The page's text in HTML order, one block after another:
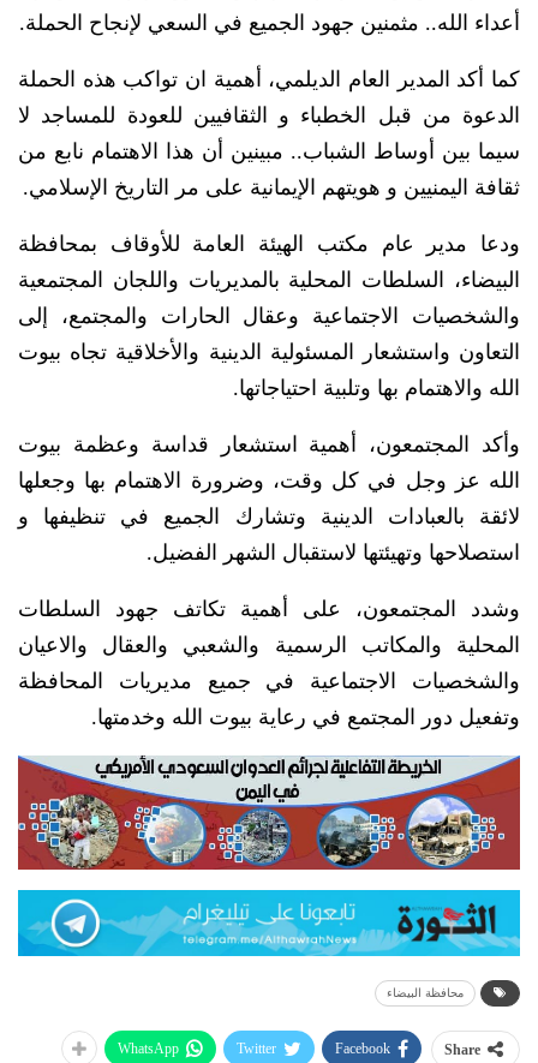
أعداء الله.. مثمنين جهود الجميع في السعي لإنجاح الحملة.
كما أكد المدير العام الديلمي، أهمية ان تواكب هذه الحملة
الدعوة من قبل الخطباء و الثقافيين للعودة للمساجد لا
سيما بين أوساط الشباب.. مبينين أن هذا الاهتمام نابع من
ثقافة اليمنيين و هويتهم الإيمانية على مر التاريخ الإسلامي.
ودعا مدير عام مكتب الهيئة العامة للأوقاف بمحافظة
البيضاء، السلطات المحلية بالمديريات واللجان المجتمعية
والشخصيات الاجتماعية وعقال الحارات والمجتمع، إلى
التعاون واستشعار المسئولية الدينية والأخلاقية تجاه بيوت
الله والاهتمام بها وتلبية احتياجاتها.
وأكد المجتمعون، أهمية استشعار قداسة وعظمة بيوت
الله عز وجل في كل وقت، وضرورة الاهتمام بها وجعلها
لائقة بالعبادات الدينية وتشارك الجميع في تنظيفها و
استصلاحها وتهيئتها لاستقبال الشهر الفضيل.
وشدد المجتمعون، على أهمية تكاتف جهود السلطات
المحلية والمكاتب الرسمية والشعبي والعقال والاعيان
والشخصيات الاجتماعية في جميع مديريات المحافظة
وتفعيل دور المجتمع في رعاية بيوت الله وخدمتها.
محافظة البيضاء
Share
Facebook
Twitter
WhatsApp